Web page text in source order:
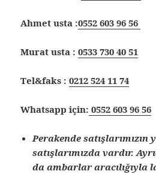
Ahmet usta :0552 603 96 56
Murat usta :0533 730 40 51
Tel&faks :0212 524 11 74
Whatsapp için: 0552 603 96 56
Perakende satışlarımızın
satışlarımızda vardır.
da ambarlar aracılığıyla